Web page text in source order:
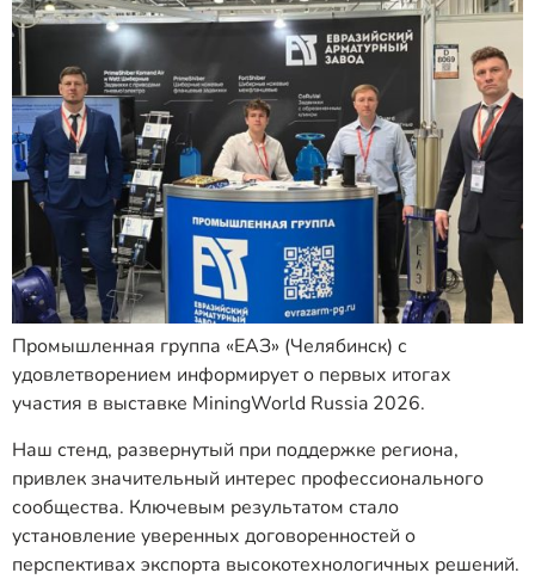
Промышленная группа «ЕАЗ» (Челябинск) с
удовлетворением информирует о первых итогах
участия в выставке MiningWorld Russia 2026.
Наш стенд, развернутый при поддержке региона,
привлек значительный интерес профессионального
сообщества. Ключевым результатом стало
установление уверенных договоренностей о
перспективах экспорта высокотехнологичных решений.